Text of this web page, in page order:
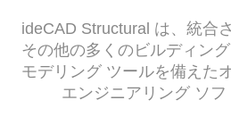
ideCAD Structural は、統合
その他の多くのビルディン
モデリング ツールを備えた
エンジニアリング ソフ